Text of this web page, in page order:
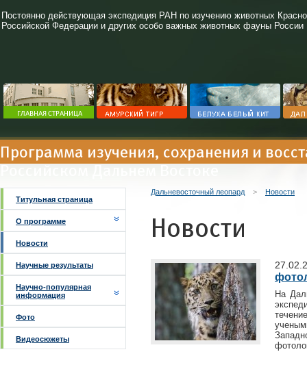
Постоянно действующая экспедиция РАН по изучению животных
Российской Федерации и других особо важных животных фауны России
Программа изучения, сохранения и
Титульная страница
О программе
Новости
Научные результаты
Научно-популярная
информация
Фото
Видеосюжеты
Дальневосточный леопард > Новости
Новости
На